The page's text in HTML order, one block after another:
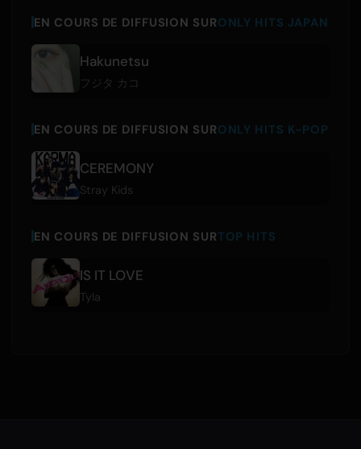
EN COURS DE DIFFUSION SURONLY HITS JAPAN
Hakunetsu
フジタ カコ
EN COURS DE DIFFUSION SURONLY HITS K-POP
CEREMONY
Stray Kids
EN COURS DE DIFFUSION SURTOP HITS
IS IT LOVE
Tyla